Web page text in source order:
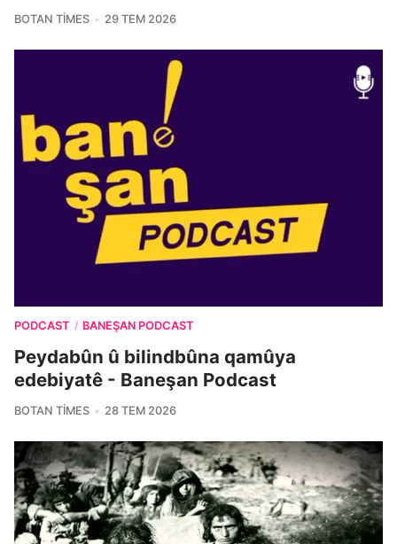
BOTAN TIMES 29 TEM 2026
PODCAST / BANEŞAN PODCAST
Peydabûn û bilindbûna qamûya
edebiyatê - Baneşan Podcast
BOTAN TIMES 28 TEM 2026